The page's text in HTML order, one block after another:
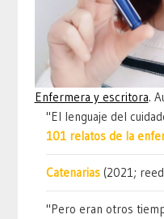
Enfermera y escritora.
"El lenguaje del
101 relatos de la
Catenarias (2021;
"Pero eran otros